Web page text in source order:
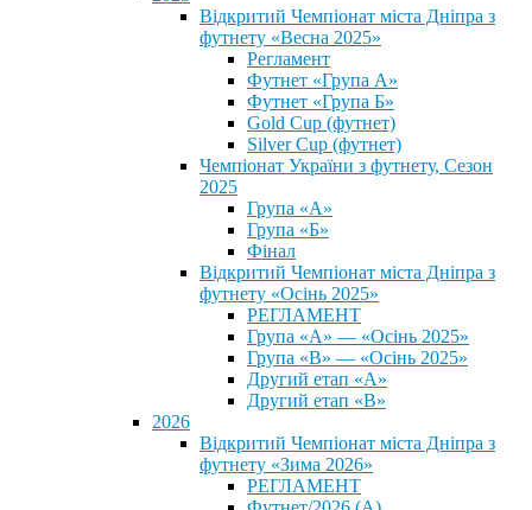
Відкритий Чемпіонат міста Дніпра з
футнету «Весна 2025»
Регламент
Футнет «Група А»
Футнет «Група Б»
Gold Cup (футнет)
Silver Cup (футнет)
Чемпіонат України з футнету, Сезон
2025
Група «А»
Група «Б»
Фінал
Відкритий Чемпіонат міста Дніпра з
футнету «Осінь 2025»
РЕГЛАМЕНТ
Група «А» — «Осінь 2025»
Група «В» — «Осінь 2025»
Другий етап «А»
Другий етап «В»
2026
Відкритий Чемпіонат міста Дніпра з
футнету «Зима 2026»
РЕГЛАМЕНТ